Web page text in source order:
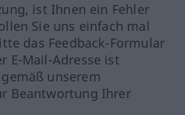
ist Ihnen ein Fehler
Sie uns einfach mal
das Feedback-Formular
E-Mail-Adresse ist
unserem
Beantwortung Ihrer